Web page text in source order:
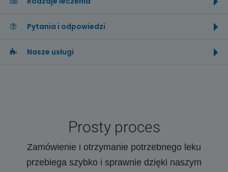
Pytania i odpowiedzi
Nasze usługi
Prosty proces
Zamówienie i otrzymanie potrzebnego leku
przebiega szybko i sprawnie dzięki naszym